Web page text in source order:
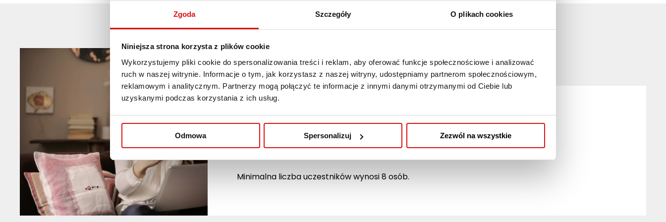
Zgoda Szczegóły O plikach cookies
Niniejsza strona korzysta z plików cookie
Wykorzystujemy pliki cookie do spersonalizowania treści i reklam, aby oferować funkcje społecznościowe i analizować
ruch w naszej witrynie. Informacje o tym, jak korzystasz z naszej witryny, udostępniamy partnerom społecznościowym,
reklamowym i analitycznym. Partnerzy mogą połączyć te informacje z innymi danymi otrzymanymi od Ciebie lub
uzyskanymi podczas korzystania z ich usług.
Odmowa Spersonalizuj Zezwól na wszystkie
Koszt szkolenia Program
Cena
Minimalna liczba uczestników wynosi 8 osób.